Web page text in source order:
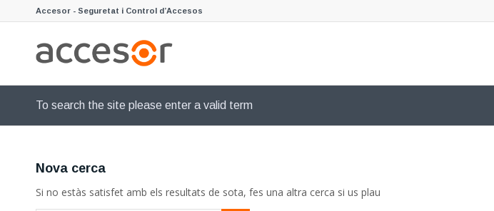
Accesor - Seguretat i Control d’Accesos
To search the site please enter a valid term
Nova cerca
Si no estàs satisfet amb els resultats de sota, fes una altra cerca si us plau